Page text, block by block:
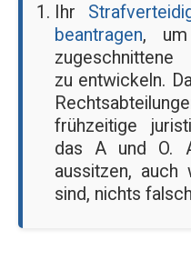
Ihr
beantragen, um
zugeschnittene
zu entwickeln.
frühzeitige
das A und O.
aussitzen,
sind, nichts